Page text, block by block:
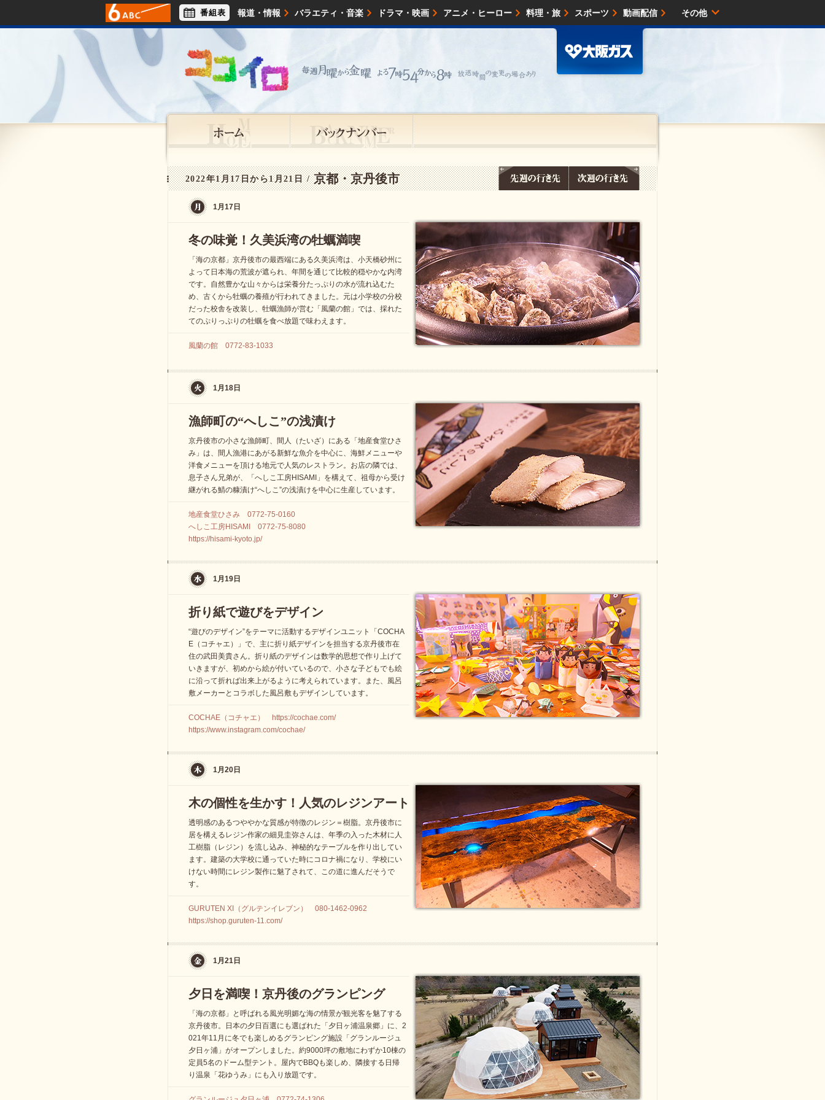
報道・情報 バラエティ・音楽 ドラマ・映画 アニメ・ヒーロー 料理・旅 スポーツ 動画配信
アナウンサー ライフスタイル
番組表 その他
2022年1月17日から1月21日 /京都・京丹後市
1月17日
冬の味覚！久美浜湾の牡蠣満喫
「海の京都」京丹後市の最西端にある久美浜湾は、小天橋砂州に
よって日本海の荒波が遮られ、年間を通じて比較的穏やかな内湾
です。自然豊かな山々からは栄養分たっぷりの水が流れ込むた
め、古くから牡蠣の養殖が行われてきました。元は小学校の分校
だった校舎を改装し、牡蠣漁師が営む「風蘭の館」では、採れた
てのぷりっぷりの牡蠣を食べ放題で味わえます。
風蘭の館 0772-83-1033
1月18日
漁師町の“へしこ”の浅漬け
京丹後市の小さな漁師町、間人（たいざ）にある「地産食堂ひさ
み」は、間人漁港にあがる新鮮な魚介を中心に、海鮮メニューや
洋食メニューを頂ける地元で人気のレストラン。お店の隣では、
息子さん兄弟が、「へしこ工房HISAMI」を構えて、祖母から受け
継がれる鯖の糠漬け“へしこ”の浅漬けを中心に生産しています。
地産食堂ひさみ 0772-75-0160
へしこ工房HISAMI 0772-75-8080
https://hisami-kyoto.jp/
1月19日
折り紙で遊びをデザイン
“遊びのデザイン”をテーマに活動するデザインユニット「COCHA
E（コチャエ）」で、主に折り紙デザインを担当する京丹後市在
住の武田美貴さん。折り紙のデザインは数学的思想で作り上げて
いきますが、初めから絵が付いているので、小さな子どもでも絵
に沿って折れば出来上がるように考えられています。また、風呂
敷メーカーとコラボした風呂敷もデザインしています。
COCHAE（コチャエ） https://cochae.com/
https://www.instagram.com/cochae/
1月20日
木の個性を生かす！人気のレジンアート
透明感のあるつややかな質感が特徴のレジン＝樹脂。京丹後市に
居を構えるレジン作家の細見圭弥さんは、年季の入った木材に人
工樹脂（レジン）を流し込み、神秘的なテーブルを作り出してい
ます。建築の大学校に通っていた時にコロナ禍になり、学校にい
けない時間にレジン製作に魅了されて、この道に進んだそうで
す。
GURUTEN XI（グルテンイレブン） 080-1462-0962
https://shop.guruten-11.com/
1月21日
夕日を満喫！京丹後のグランピング
「海の京都」と呼ばれる風光明媚な海の情景が観光客を魅了する
京丹後市。日本の夕日百選にも選ばれた「夕日ヶ浦温泉郷」に、2
021年11月に冬でも楽しめるグランピング施設「グランルージュ
夕日ヶ浦」がオープンしました。約9000坪の敷地にわずか10棟の
定員5名のドーム型テント。屋内でBBQも楽しめ、隣接する日帰
り温泉「花ゆうみ」にも入り放題です。